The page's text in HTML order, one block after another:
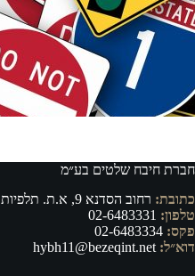
חברת חיבח שלטים בע״מ
כתובת: רחוב הסדנא 9, א.ת. תלפיות ירושלים, מיקוד 91532
טלפון: 02-6483331
פקס:
דוא״ל: hybh11@bezeqint.net